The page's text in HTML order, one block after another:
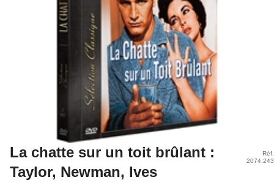
La chatte sur un toit brûlant :
Taylor, Newman, Ives
Réf.
2074.243